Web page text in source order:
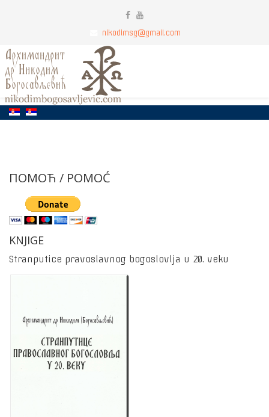
nikodimsg@gmail.com
ПОМОЋ / POMOĆ
KNJIGE
Stranputice pravoslavnog bogoslovlja u 20. veku